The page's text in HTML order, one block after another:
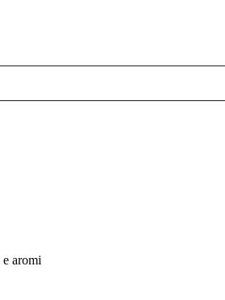
e aromi